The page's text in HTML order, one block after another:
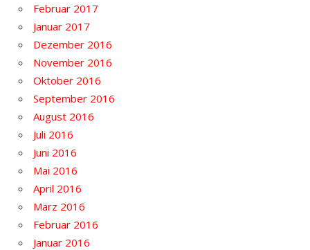
Februar 2017
Januar 2017
Dezember 2016
November 2016
Oktober 2016
September 2016
August 2016
Juli 2016
Juni 2016
Mai 2016
April 2016
März 2016
Februar 2016
Januar 2016